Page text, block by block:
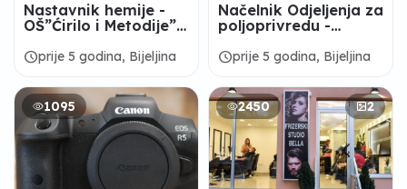
Nastavnik hemije -
OŠ”Ćirilo i Metodije”
scheduleprije 5 godina, Bijeljina
Načelnik Odjeljenja za
poljoprivredu -
Grada Bijeljina
scheduleprije 5 godina, Bijeljina
1095 2450 2